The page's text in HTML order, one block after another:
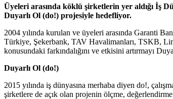
Üyeleri arasında köklü şirketlerin yer aldığı İş
Duyarlı Ol (do!) projesiyle hedefliyor.
2004 yılında kurulan ve üyeleri arasında Garanti
Türkiye, Şekerbank, TAV Havalimanları, TSKB,
konusundaki farkındalığını ve etkisini artırmayı
Duyarlı Ol (do!)
2015 yılında iş dünyasına merhaba diyen do!,
şirketlere de açık olan projenin ölçme,